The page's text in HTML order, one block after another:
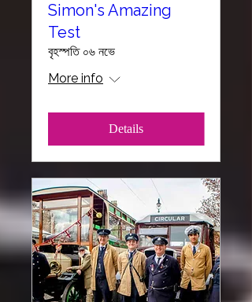
Simon's Amazing
Test
বৃহস্পতি ০৬ নভে
More info
Details